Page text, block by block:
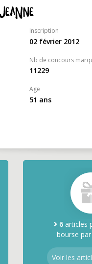
Inscription
02 février 2012
Nb de concours
11229
Age
51 ans
6articles
bourse
Voir les